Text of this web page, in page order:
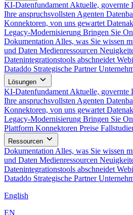
KI-Datenfundament Aktuelle, governte
Ihre anspruchsvollsten Agenten
Konnektoren, von uns gewartet
Legacy-Modernisierung Bringen Sie
Dokumentation Alles, was Sie wissen
und Daten Medienressourcen
Datenintegrationstools abschneidet
Dataddo Strategische Partner
Lösungen
KI-Datenfundament Aktuelle, governte
Ihre anspruchsvollsten Agenten
Konnektoren, von uns gewartet
Legacy-Modernisierung Bringen Sie
Plattform Konnektoren Preise
Ressourcen
Dokumentation Alles, was Sie wissen
und Daten Medienressourcen
Datenintegrationstools abschneidet
Dataddo Strategische Partner
English
EN